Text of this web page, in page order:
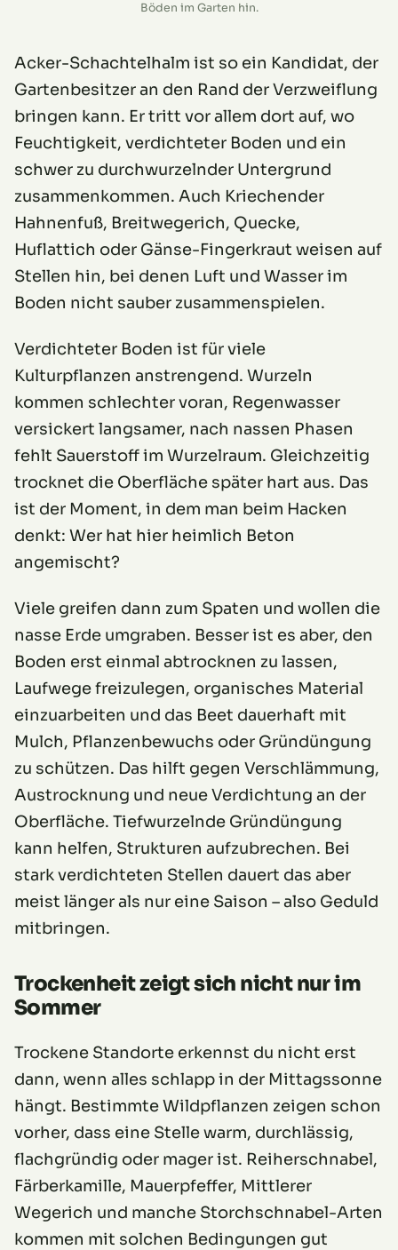
Böden im Garten hin.
Acker-Schachtelhalm ist so ein Kandidat, der
Gartenbesitzer an den Rand der Verzweiflung
bringen kann. Er tritt vor allem dort auf, wo
Feuchtigkeit, verdichteter Boden und ein
schwer zu durchwurzelnder Untergrund
zusammenkommen. Auch Kriechender
Hahnenfuß, Breitwegerich, Quecke,
Huflattich oder Gänse-Fingerkraut weisen auf
Stellen hin, bei denen Luft und Wasser im
Boden nicht sauber zusammenspielen.
Verdichteter Boden ist für viele
Kulturpflanzen anstrengend. Wurzeln
kommen schlechter voran, Regenwasser
versickert langsamer, nach nassen Phasen
fehlt Sauerstoff im Wurzelraum. Gleichzeitig
trocknet die Oberfläche später hart aus. Das
ist der Moment, in dem man beim Hacken
denkt: Wer hat hier heimlich Beton
angemischt?
Viele greifen dann zum Spaten und wollen die
nasse Erde umgraben. Besser ist es aber, den
Boden erst einmal abtrocknen zu lassen,
Laufwege freizulegen, organisches Material
einzuarbeiten und das Beet dauerhaft mit
Mulch, Pflanzenbewuchs oder Gründüngung
zu schützen. Das hilft gegen Verschlämmung,
Austrocknung und neue Verdichtung an der
Oberfläche. Tiefwurzelnde Gründüngung
kann helfen, Strukturen aufzubrechen. Bei
stark verdichteten Stellen dauert das aber
meist länger als nur eine Saison – also Geduld
mitbringen.
Trockenheit zeigt sich nicht nur im
Sommer
Trockene Standorte erkennst du nicht erst
dann, wenn alles schlapp in der Mittagssonne
hängt. Bestimmte Wildpflanzen zeigen schon
vorher, dass eine Stelle warm, durchlässig,
flachgründig oder mager ist. Reiherschnabel,
Färberkamille, Mauerpfeffer, Mittlerer
Wegerich und manche Storchschnabel-Arten
kommen mit solchen Bedingungen gut